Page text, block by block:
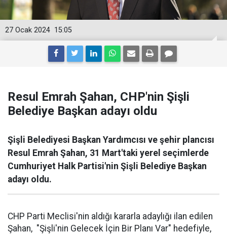
15:05
27 Ocak 2024
Resul Emrah Şahan, CHP'nin Şişli
Belediye Başkan adayı oldu
Şişli Belediyesi Başkan Yardımcısı ve şehir plancısı
Resul Emrah Şahan, 31 Mart'taki yerel seçimlerde
Cumhuriyet Halk Partisi'nin Şişli Belediye Başkan
adayı oldu.
CHP Parti Meclisi'nin aldığı kararla adaylığı ilan edilen
Şahan, "Şişli'nin Gelecek İçin Bir Planı Var" hedefiyle,